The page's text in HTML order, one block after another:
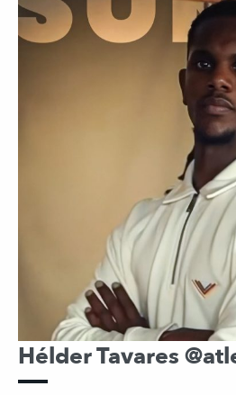
Hélder Tavares